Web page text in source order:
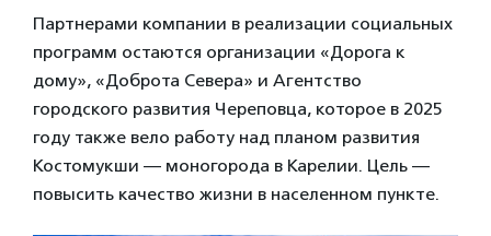
Партнерами компании в реализации социальных
программ остаются организации «Дорога к
дому», «Доброта Севера» и Агентство
городского развития Череповца, которое в 2025
году также вело работу над планом развития
Костомукши — моногорода в Карелии. Цель —
повысить качество жизни в населенном пункте.